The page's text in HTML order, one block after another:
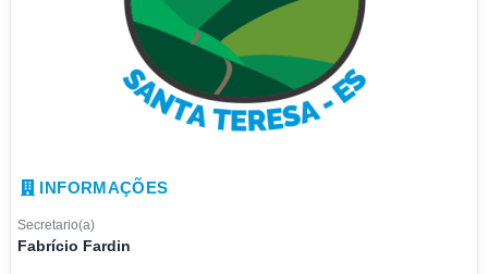
INFORMAÇÕES
Secretario(a)
Fabrício Fardin